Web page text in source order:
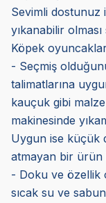
Sevimli
yıkanabilir
Köpek
- Seçmiş
talimatlarına
kauçuk gibi
makinesinde
Uygun ise küçük
atmayan bir ürün
- Doku ve özellik
sıcak su ve